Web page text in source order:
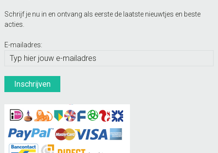
Schrijf je nu in en ontvang als eerste de laatste nieuwtjes en beste
acties.
E-mailadres: